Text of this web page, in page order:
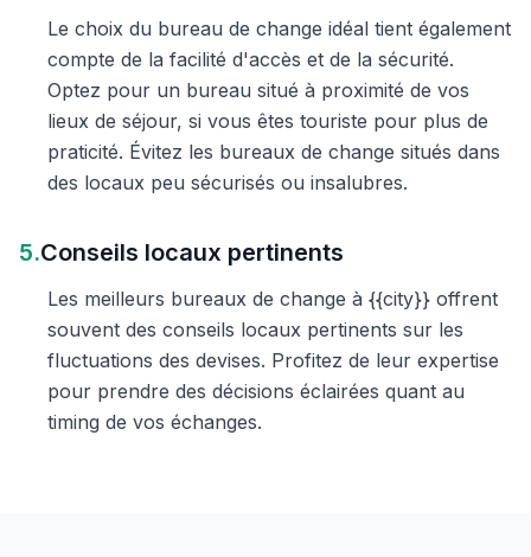
Le choix du bureau de change idéal tient également
compte de la facilité d'accès et de la sécurité.
Optez pour un bureau situé à proximité de vos
lieux de séjour, si vous êtes touriste pour plus de
praticité. Évitez les bureaux de change situés dans
des locaux peu sécurisés ou insalubres.
5.Conseils locaux pertinents
Les meilleurs bureaux de change à {{city}} offrent
souvent des conseils locaux pertinents sur les
fluctuations des devises. Profitez de leur expertise
pour prendre des décisions éclairées quant au
timing de vos échanges.